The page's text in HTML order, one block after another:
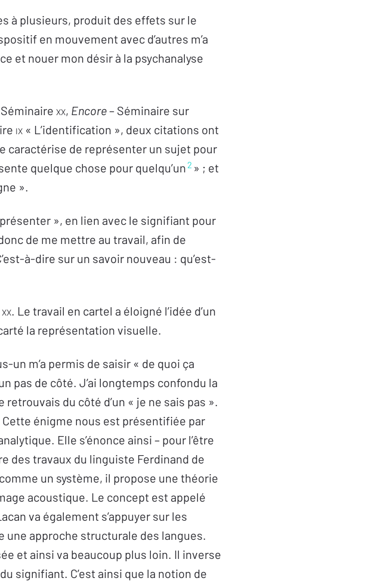
à plusieurs, produit des effets sur le
en mouvement avec d’autres m’a
et nouer mon désir à la psychanalyse
Séminairexx, Encore– Séminaire sur
ix « L’identification », deux citations ont
caractérise de représenter un sujet pour
quelque chose pour quelqu’un 2 » ; et
».
», en lien avec le signifiant pour
de me mettre au travail, afin de
à-dire sur un savoir nouveau : qu’est-
xx. Le travail en cartel a éloigné l’idée d’un
la représentation visuelle.
un m’a permis de saisir « de quoi ça
pas de côté. J’ai longtemps confondu la
du côté d’un « je ne sais pas ».
Cette énigme nous est présentifiée par
Elle s’énonce ainsi – pour l’être
des travaux du linguiste Ferdinand de
un système, il propose une théorie
acoustique. Le concept est appelé
va également s’appuyer sur les
une approche structurale des langues.
et ainsi va beaucoup plus loin. Il inverse
signifiant. C’est ainsi que la notion de